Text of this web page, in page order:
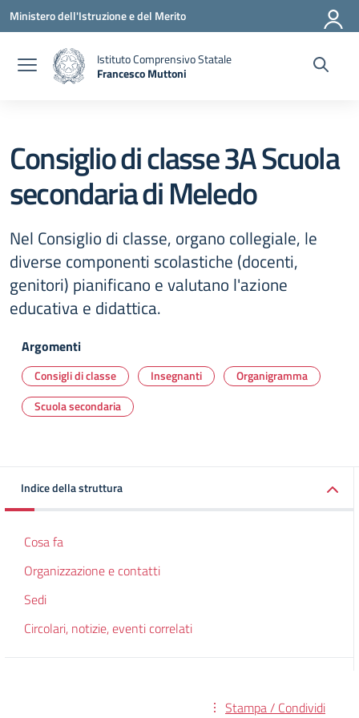
Vai ai contenuti
Vai al menu di navigazione
Vai al footer
Ministero dell'Istruzione e del Merito
Istituto Comprensivo Statale
Francesco Muttoni
Consiglio di classe 3A Scuola
secondaria di Meledo
Nel Consiglio di classe, organo collegiale, le
diverse componenti scolastiche (docenti,
genitori) pianificano e valutano l'azione
educativa e didattica.
Argomenti
Consigli di classe Insegnanti
Organigramma
Scuola secondaria
Indice della struttura
Cosa fa
Organizzazione e contatti
Sedi
Circolari, notizie, eventi correlati
Stampa / Condividi